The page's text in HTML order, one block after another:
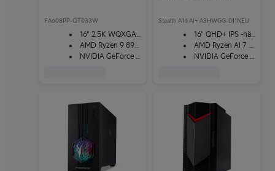
FA608PP-QT033W
16" 2.5K WQXGA 165Hz -näyttö
AMD Ryzen 9 8940HX
NVIDIA GeForce RTX 5070
Stealth A16 AI+ A3HWGG-011NEU
16" QHD+ IPS -näyttö
AMD Ryzen AI 7 350
NVIDIA GeForce RTX 5070